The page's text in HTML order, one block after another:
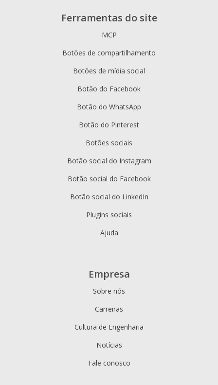
Ferramentas do site
MCP
Botões de compartilhamento
Botões de mídia social
Botão do Facebook
Botão do WhatsApp
Botão do Pinterest
Botões sociais
Botão social do Instagram
Botão social do Facebook
Botão social do LinkedIn
Plugins sociais
Ajuda
Empresa
Sobre nós
Carreiras
Cultura de Engenharia
Notícias
Fale conosco